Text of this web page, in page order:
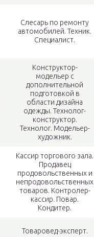
Слесарь по ремонту
автомобилей. Техник.
Специалист.
Конструктор-
модельер с
дополнительной
подготовкой в
области дизайна
одежды. Технолог-
конструктор.
Технолог. Модельер-
художник.
Кассир торгового зала.
Продавец
продовольственных и
непродовольственных
товаров. Контролер-
кассир. Повар.
Кондитер.
Товаровед-эксперт.